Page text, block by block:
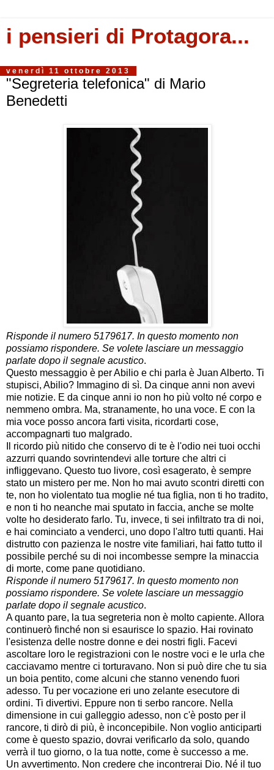
i pensieri di Protagora...
venerdì 11 ottobre 2013
"Segreteria telefonica" di Mario
Benedetti
Risponde il numero 5179617. In questo momento non
possiamo rispondere. Se volete lasciare un messaggio
parlate dopo il segnale acustico.
Questo messaggio è per Abilio e chi parla è Juan Alberto. Ti
stupisci, Abilio? Immagino di sì. Da cinque anni non avevi
mie notizie. E da cinque anni io non ho più volto né corpo e
nemmeno ombra. Ma, stranamente, ho una voce. E con la
mia voce posso ancora farti visita, ricordarti cose,
accompagnarti tuo malgrado.
Il ricordo più nitido che conservo di te è l'odio nei tuoi occhi
azzurri quando sovrintendevi alle torture che altri ci
infliggevano. Questo tuo livore, così esagerato, è sempre
stato un mistero per me. Non ho mai avuto scontri diretti con
te, non ho violentato tua moglie né tua figlia, non ti ho tradito,
e non ti ho neanche mai sputato in faccia, anche se molte
volte ho desiderato farlo. Tu, invece, ti sei infiltrato tra di noi,
e hai cominciato a venderci, uno dopo l'altro tutti quanti. Hai
distrutto con pazienza le nostre vite familiari, hai fatto tutto il
possibile perché su di noi incombesse sempre la minaccia
di morte, come pane quotidiano.
Risponde il numero 5179617. In questo momento non
possiamo rispondere. Se volete lasciare un messaggio
parlate dopo il segnale acustico.
A quanto pare, la tua segreteria non è molto capiente. Allora
continuerò finché non si esaurisce lo spazio. Hai rovinato
l'esistenza delle nostre donne e dei nostri figli. Facevi
ascoltare loro le registrazioni con le nostre voci e le urla che
cacciavamo mentre ci torturavano. Non si può dire che tu sia
un boia pentito, come alcuni che stanno venendo fuori
adesso. Tu per vocazione eri uno zelante esecutore di
ordini. Ti divertivi. Eppure non ti serbo rancore. Nella
dimensione in cui galleggio adesso, non c'è posto per il
rancore, ti dirò di più, è inconcepibile. Non voglio anticiparti
come è questo spazio, dovrai verificarlo da solo, quando
verrà il tuo giorno, o la tua notte, come è successo a me.
Un avvertimento. Non credere che incontrerai Dio. Né il tuo